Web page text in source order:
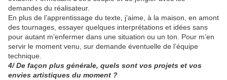
demandes du réalisateur.
En plus de l’apprentissage du texte, j’aime, à la maison, en amont
des tournages, essayer quelques interprétations et idées sans
pour autant m’enfermer dans une situation ou un ton. Pour m’en
servir le moment venu, sur demande éventuelle de l’équipe
technique.
4/ De façon plus générale, quels sont vos projets et vos
envies artistiques du moment ?